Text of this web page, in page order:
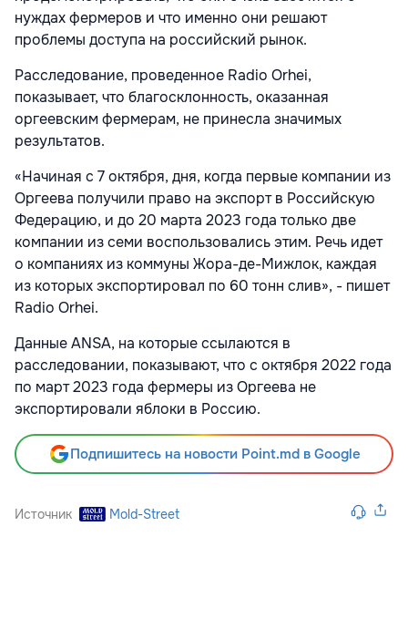
нуждах фермеров и что именно они решают
проблемы доступа на российский рынок.
Расследование, проведенное Radio Orhei,
показывает, что благосклонность, оказанная
оргеевским фермерам, не принесла значимых
результатов.
«Начиная с 7 октября, дня, когда первые компании из
Оргеева получили право на экспорт в Российскую
Федерацию, и до 20 марта 2023 года только две
компании из семи воспользовались этим. Речь идет
о компаниях из коммуны Жора-де-Мижлок, каждая
из которых экспортировал по 60 тонн слив», - пишет
Radio Orhei.
Данные ANSA, на которые ссылаются в
расследовании, показывают, что с октября 2022 года
по март 2023 года фермеры из Оргеева не
экспортировали яблоки в Россию.
Подпишитесь на новости Point.md в Google
Источник Mold-Street